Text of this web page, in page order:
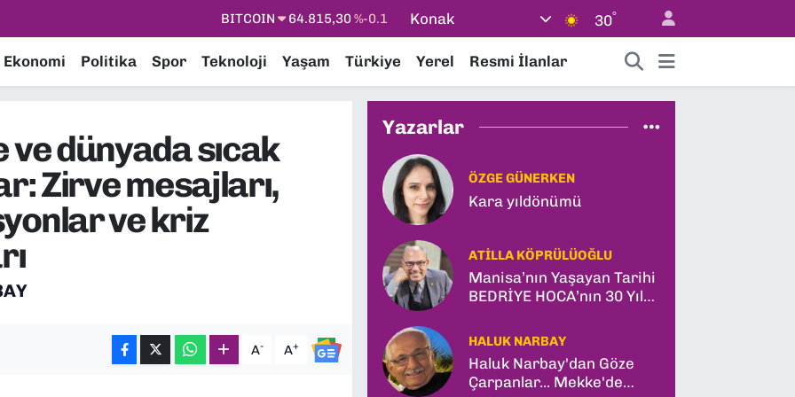
DOLAR 47,7436%0.18
STERLİN
64,4811%0.38
BİST100
BITCOIN
%-0.1
Konak 30°
Ekonomi Politika Spor Teknoloji Yaşam Türkiye Yerel Resmi İlanlar
ve dünyada sıcak
Zirve mesajları,
ve kriz
A- A+
Yazarlar
ÖZGE GÜNERKEN
Kara yıldönümü
ATILLA KÖPRÜLÜOĞLU
Manisa’nın Yaşayan Tarihi
BEDRİYE HOCA’nın 30 Yıl
Son Kitabı; “YİTİRİLMİŞ
HALUK NARBAY
Haluk Narbay'dan Göze
Çarpanlar... Mekke'de